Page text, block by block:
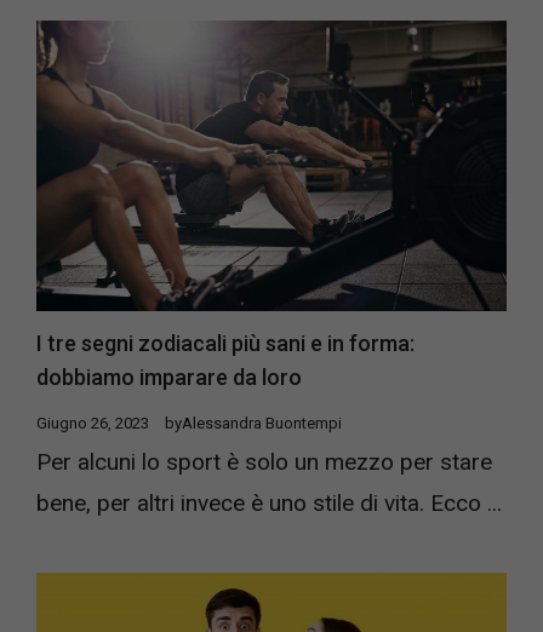
I tre segni zodiacali più sani e in forma:
dobbiamo imparare da loro
Giugno 26, 2023 byAlessandra Buontempi
Per alcuni lo sport è solo un mezzo per stare
bene, per altri invece è uno stile di vita. Ecco ...